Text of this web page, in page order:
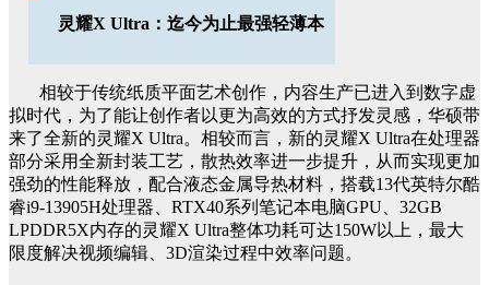
灵耀X Ultra：迄今为止最强轻薄本
相较于传统纸质平面艺术创作，内容生产已进入到数字虚
拟时代，为了能让创作者以更为高效的方式抒发灵感，华硕带
来了全新的灵耀X Ultra。相较而言，新的灵耀X Ultra在处理器
部分采用全新封装工艺，散热效率进一步提升，从而实现更加
强劲的性能释放，配合液态金属导热材料，搭载13代英特尔酷
睿i9-13905H处理器、RTX40系列笔记本电脑GPU、32GB
LPDDR5X内存的灵耀X Ultra整体功耗可达150W以上，最大
限度解决视频编辑、3D渲染过程中效率问题。